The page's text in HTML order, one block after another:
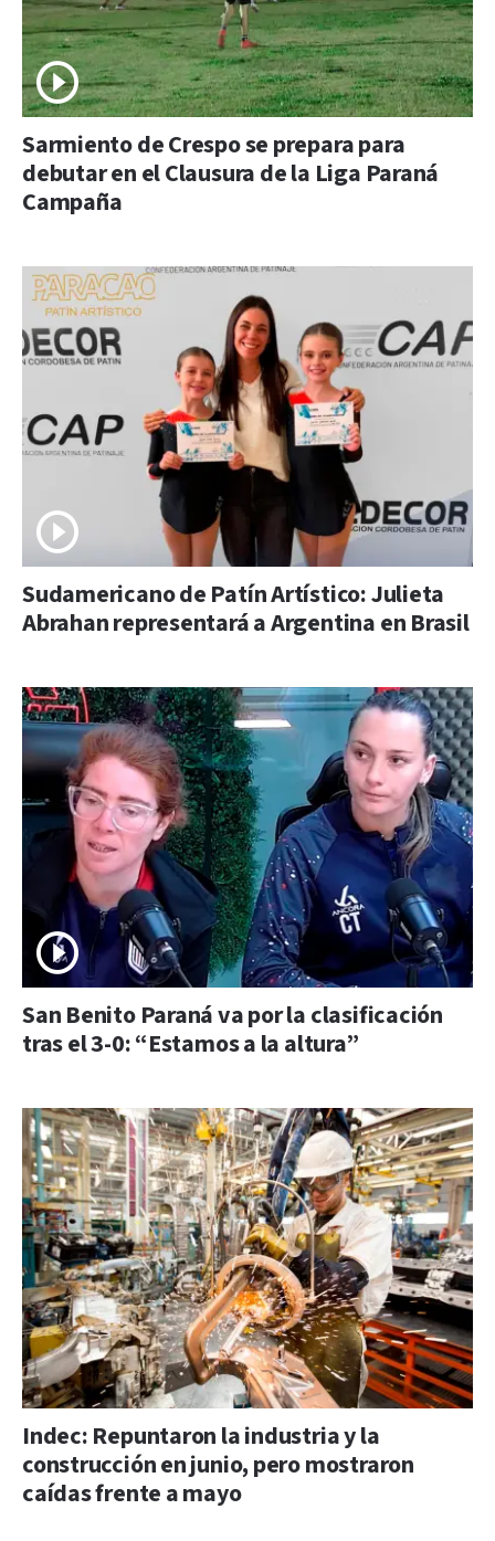
Sarmiento de Crespo se prepara para
debutar en el Clausura de la Liga Paraná
Campaña
Sudamericano de Patín Artístico: Julieta
Abrahan representará a Argentina en Brasil
San Benito Paraná va por la clasificación
tras el 3-0: “Estamos a la altura”
Indec: Repuntaron la industria y la
construcción en junio, pero mostraron
caídas frente a mayo